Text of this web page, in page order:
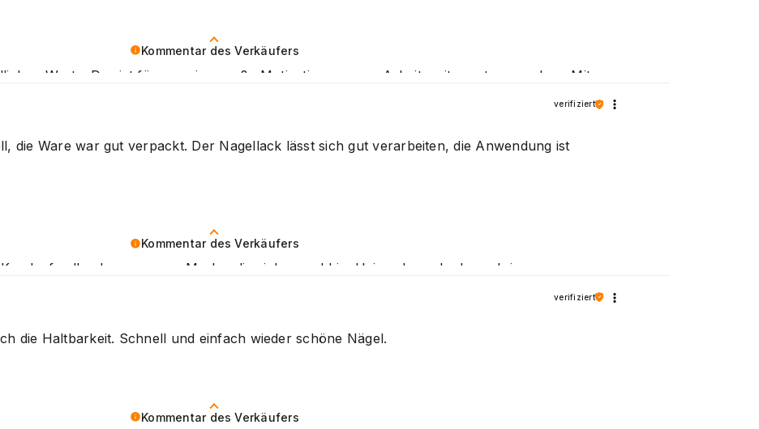
Kommentar des Verkäufers
Worte. Das ist für uns eine große Motivation, unsere Arbeit weiter gut zu machen. Mit
Kommentar des Verkäufers
zu unserer Marke, die sich sowohl im Heimgebrauch als auch in
erfreut, schmeichelt uns sehr. Liebe Grüße
verifiziert
die Ware war gut verpackt. Der Nagellack lässt sich gut verarbeiten, die Anwendung ist
Kommentar des Verkäufers
verifiziert
die Haltbarkeit. Schnell und einfach wieder schöne Nägel.